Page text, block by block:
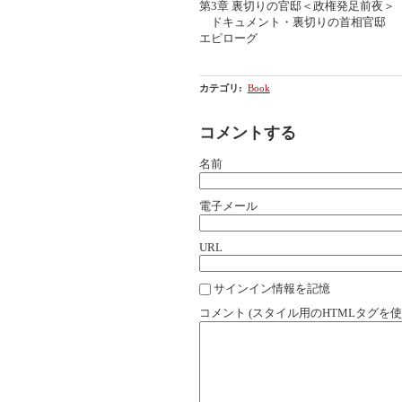
第3章 裏切りの官邸＜政権発足前夜＞
ドキュメント・裏切りの首相官邸
エピローグ
カテゴリ : Book
コメントする
名前
電子メール
URL
サインイン情報を記憶
コメント (スタイル用のHTMLタグを